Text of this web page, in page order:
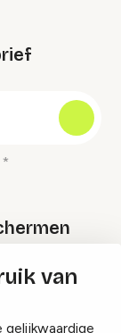
van
gelijkwaardige